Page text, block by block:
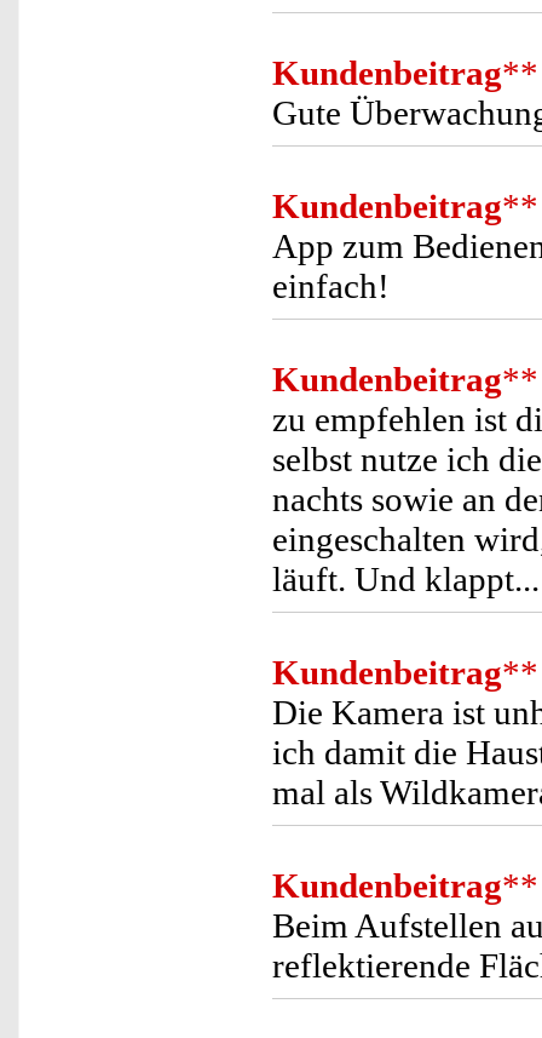
Kundenbeitrag**
Gute
Kundenbeitrag**
App zum
einfach!
Kundenbeitrag**
zu empfehlen ist
selbst nutze ich
nachts sowie an
eingeschalten
läuft. Und
Kundenbeitrag**
Die Kamera ist
ich damit die
mal als
Kundenbeitrag**
Beim Aufstellen
reflektierende